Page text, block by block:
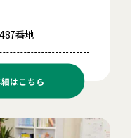
番地
はこちら